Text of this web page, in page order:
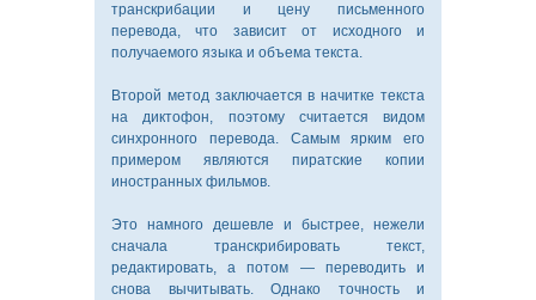
транскрибации и цену письменного
перевода, что зависит от исходного и
получаемого языка и объема текста.
Второй метод заключается в начитке текста
на диктофон, поэтому считается видом
синхронного перевода. Самым ярким его
примером являются пиратские копии
иностранных фильмов.
Это намного дешевле и быстрее, нежели
сначала транскрибировать текст,
редактировать, а потом — переводить и
снова вычитывать. Однако точность и